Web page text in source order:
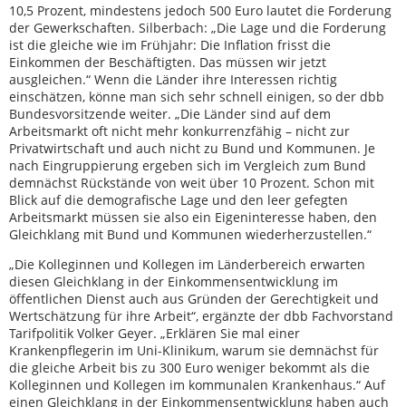
10,5 Prozent, mindestens jedoch 500 Euro lautet die Forderung
der Gewerkschaften. Silberbach: „Die Lage und die Forderung
ist die gleiche wie im Frühjahr: Die Inflation frisst die
Einkommen der Beschäftigten. Das müssen wir jetzt
ausgleichen.“ Wenn die Länder ihre Interessen richtig
einschätzen, könne man sich sehr schnell einigen, so der dbb
Bundesvorsitzende weiter. „Die Länder sind auf dem
Arbeitsmarkt oft nicht mehr konkurrenzfähig – nicht zur
Privatwirtschaft und auch nicht zu Bund und Kommunen. Je
nach Eingruppierung ergeben sich im Vergleich zum Bund
demnächst Rückstände von weit über 10 Prozent. Schon mit
Blick auf die demografische Lage und den leer gefegten
Arbeitsmarkt müssen sie also ein Eigeninteresse haben, den
Gleichklang mit Bund und Kommunen wiederherzustellen.“
„Die Kolleginnen und Kollegen im Länderbereich erwarten
diesen Gleichklang in der Einkommensentwicklung im
öffentlichen Dienst auch aus Gründen der Gerechtigkeit und
Wertschätzung für ihre Arbeit“, ergänzte der dbb Fachvorstand
Tarifpolitik Volker Geyer. „Erklären Sie mal einer
Krankenpflegerin im Uni-Klinikum, warum sie demnächst für
die gleiche Arbeit bis zu 300 Euro weniger bekommt als die
Kolleginnen und Kollegen im kommunalen Krankenhaus.“ Auf
einen Gleichklang in der Einkommensentwicklung haben auch